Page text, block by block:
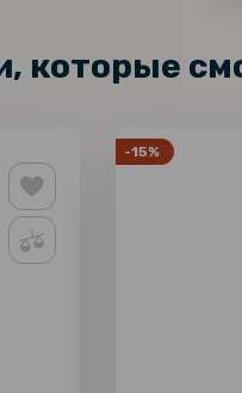
которые
-15%